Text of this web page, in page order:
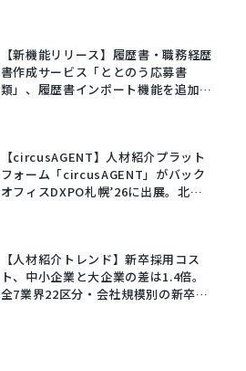
【新機能リリース】履歴書・職務経歴
書作成サービス「ととのう応募書
類」、履歴書インポート機能を追加。
【circusAGENT】人材紹介プラット
フォーム「circusAGENT」がバック
オフィスDXPO札幌’26に出展。北海
【人材紹介トレンド】新卒採用コス
ト、中小企業と大企業の差は1.4倍。
全7業界22区分・会社規模別の新卒採